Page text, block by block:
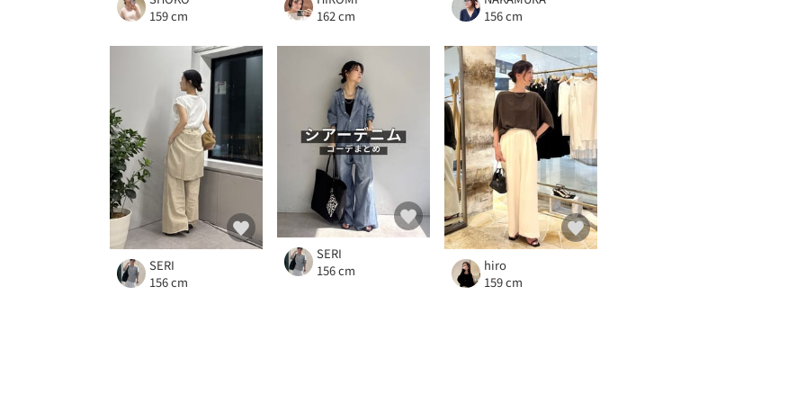
159 cm
162 cm
156 cm
SERI
156 cm
SERI
156 cm
hiro
159 cm